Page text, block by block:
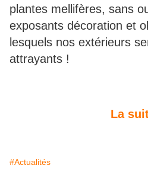
plantes mellifères, sans
exposants décoration et
lesquels nos extérieurs
attrayants !
La
#Actualités